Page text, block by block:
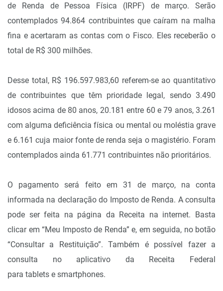
de Renda de Pessoa Física (IRPF) de março. Serão
contemplados 94.864 contribuintes que caíram na malha
fina e acertaram as contas com o Fisco. Eles receberão o
total de R$ 300 milhões.
Desse total, R$ 196.597.983,60 referem-se ao quantitativo
de contribuintes que têm prioridade legal, sendo 3.490
idosos acima de 80 anos, 20.181 entre 60 e 79 anos, 3.261
com alguma deficiência física ou mental ou moléstia grave
e 6.161 cuja maior fonte de renda seja o magistério. Foram
contemplados ainda 61.771 contribuintes não prioritários.
O pagamento será feito em 31 de março, na conta
informada na declaração do Imposto de Renda. A consulta
pode ser feita na página da Receita na internet. Basta
clicar em “Meu Imposto de Renda” e, em seguida, no botão
“Consultar a Restituição”. Também é possível fazer a
consulta no aplicativo da Receita Federal
para tablets e smartphones.